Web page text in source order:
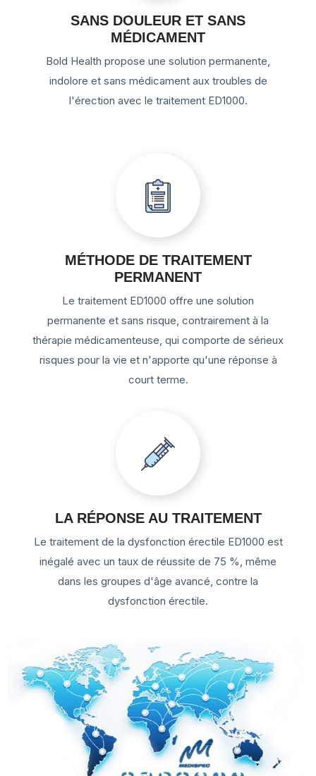
SANS DOULEUR ET SANS
MÉDICAMENT
Bold Health propose une solution permanente,
indolore et sans médicament aux troubles de
l'érection avec le traitement ED1000.
MÉTHODE DE TRAITEMENT
PERMANENT
Le traitement ED1000 offre une solution
permanente et sans risque, contrairement à la
thérapie médicamenteuse, qui comporte de sérieux
risques pour la vie et n'apporte qu'une réponse à
court terme.
LA RÉPONSE AU TRAITEMENT
Le traitement de la dysfonction érectile ED1000 est
inégalé avec un taux de réussite de 75 %, même
dans les groupes d'âge avancé, contre la
dysfonction érectile.